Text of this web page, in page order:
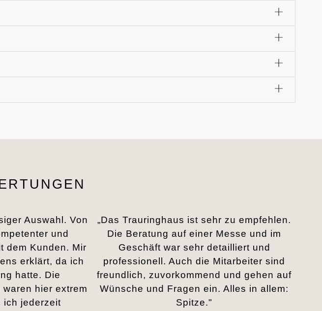
Auswahl. Von
und
dem Kunden. Mir
erklärt, da ich
hatte. Die
hier extrem
ich jederzeit
„Das Trauringhaus ist sehr zu empfehlen.
Die Beratung auf einer Messe und im
Geschäft war sehr detailliert und
professionell. Auch die Mitarbeiter sind
freundlich, zuvorkommend und gehen auf
Wünsche und Fragen ein. Alles in allem:
Spitze."